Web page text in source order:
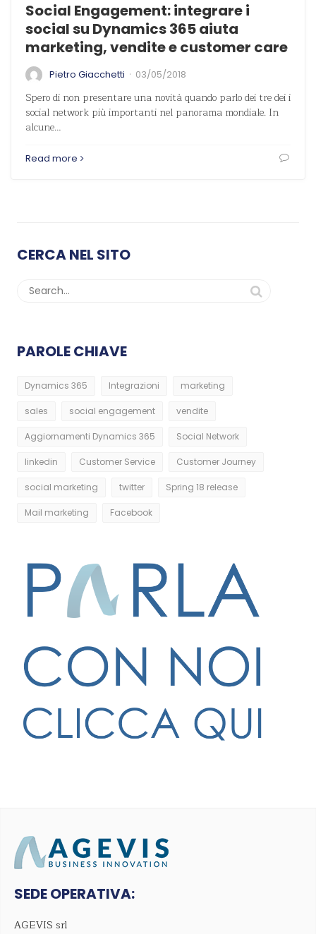
Social Engagement: integrare i
social su Dynamics 365 aiuta
marketing, vendite e customer care
Pietro Giacchetti · 03/05/2018
Spero di non presentare una novità quando parlo dei tre dei i
social network più importanti nel panorama mondiale. In
alcune…
Read more
CERCA NEL SITO
PAROLE CHIAVE
Dynamics 365 Integrazioni marketing
sales social engagement vendite
Aggiornamenti Dynamics 365 Social Network
linkedin Customer Service Customer Journey
social marketing twitter Spring 18 release
Mail marketing Facebook
SEDE OPERATIVA:
AGEVIS srl